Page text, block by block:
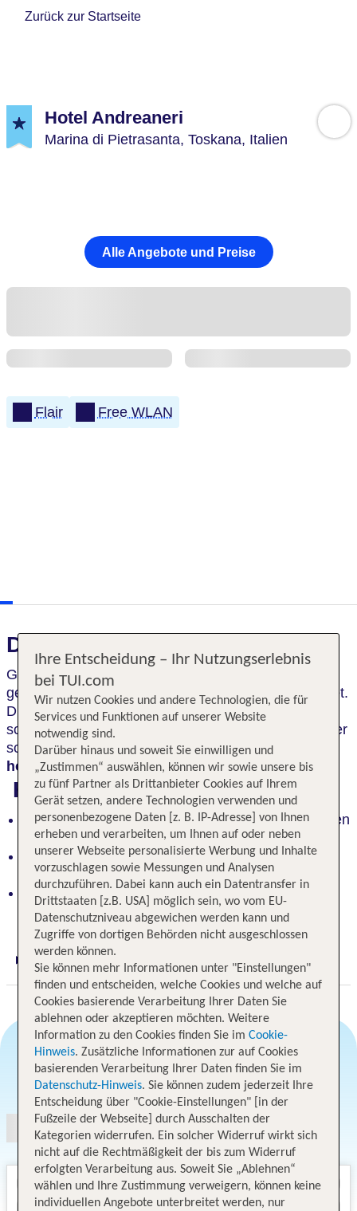
Zurück zur Startseite
Hotel Andreaneri
Marina di Pietrasanta, Toskana, Italien
Alle Angebote und Preise
Flair Free WLAN
Das erwartet Sie
Gemütlich undfamiliär
geschmackvoll in hellen, warmen Farben eingerichtet.
Die über2000 m² große Gartenanlagebietet viele
schattige Plätzchen zum Entspannen. Feinschmecker
schätzen die hochwertigenSpeisen aus
hoteleigenem Anbau.
Highlights
Gemütliches, familiäres Hotel in liebevoll in warmen
Farben eingerichtet
2000 m² Garten mit schattigen Plätzen zum
Entspannen
Feinschmeckerfreude: Hochwertige Speisen und
lokale Delikatessen
Digitaler und telefonischer 24/7 TUI Service
Angebotsauswahl
Ihre Entscheidung – Ihr Nutzungserlebnis
bei TUI.com
Wir nutzen Cookies und andere Technologien, die für
Services und Funktionen auf unserer Website
notwendig sind.
Darüber hinaus und soweit Sie einwilligen und
„Zustimmen“ auswählen, können wir sowie unsere bis
zu fünf Partner als Drittanbieter Cookies auf Ihrem
Gerät setzen, andere Technologien verwenden und
personenbezogene Daten [z. B. IP-Adresse] von Ihnen
erheben und verarbeiten, um Ihnen auf oder neben
unserer Webseite personalisierte Werbung und Inhalte
vorzuschlagen sowie Messungen und Analysen
durchzuführen. Dabei kann auch ein Datentransfer in
Drittstaaten [z.B. USA] möglich sein, wo vom EU-
Datenschutzniveau abgewichen werden kann und
Zugriffe von dortigen Behörden nicht ausgeschlossen
werden können.
Sie können mehr Informationen unter "Einstellungen"
finden und entscheiden, welche Cookies und welche auf
Cookies basierende Verarbeitung Ihrer Daten Sie
ablehnen oder akzeptieren möchten. Weitere
Information zu den Cookies finden Sie im Cookie-
Hinweis. Zusätzliche Informationen zur auf Cookies
basierenden Verarbeitung Ihrer Daten finden Sie im
Datenschutz-Hinweis. Sie können zudem jederzeit Ihre
Entscheidung über "Cookie-Einstellungen" [in der
Fußzeile der Webseite] durch Ausschalten der
Kategorien widerrufen. Ein solcher Widerruf wirkt sich
nicht auf die Rechtmäßigkeit der bis zum Widerruf
erfolgten Verarbeitung aus. Soweit Sie „Ablehnen“
wählen und Ihre Zustimmung verweigern, können keine
individuellen Angebote unterbreitet werden, nur